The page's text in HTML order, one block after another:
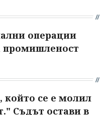
операции
промишленост
който се е молил
Съдът остави в